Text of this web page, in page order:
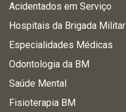
Acidentados em Serviço
Hospitais da Brigada Militar
Especialidades Médicas
Odontologia da BM
Saúde Mental
Fisioterapia BM